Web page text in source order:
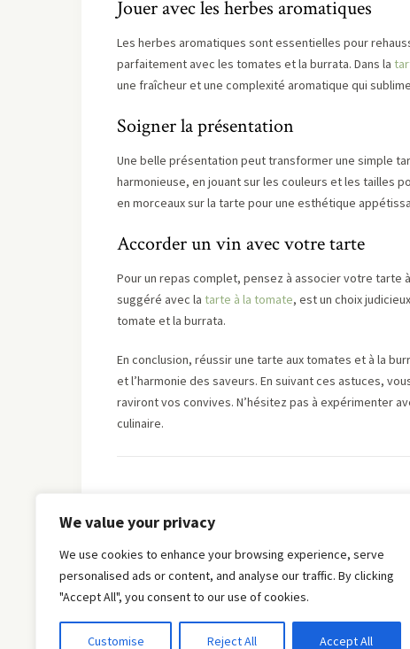
We value your privacy
We use cookies to enhance your browsing experience, serve
personalised ads or content, and analyse our traffic. By clicking
"Accept All", you consent to our use of cookies.
Customise Reject All Accept All
Jouer avec les herbes aromatiques
Les herbes aromatiques sont essentielles pour
parfaitement avec les tomates et la burrata. Dans la
une fraîcheur et une complexité aromatique qui
Soigner la présentation
Une belle présentation peut transformer une simple
harmonieuse, en jouant sur les couleurs et les tailles
en morceaux sur la tarte pour une esthétique
Accorder un vin avec votre tarte
Pour un repas complet, pensez à associer votre tarte
suggéré avec la tarte à la tomate, est un choix
tomate et la burrata.
En conclusion, réussir une tarte aux tomates et à la
et l’harmonie des saveurs. En suivant ces astuces,
raviront vos convives. N’hésitez pas à expérimenter
culinaire.